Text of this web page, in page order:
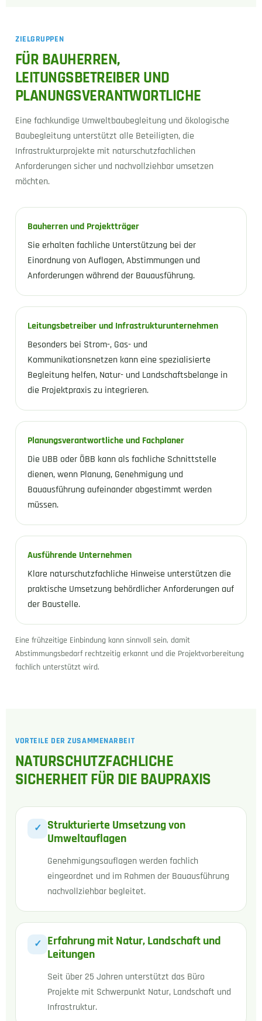
ZIELGRUPPEN
FÜR BAUHERREN,
LEITUNGSBETREIBER UND
PLANUNGSVERANTWORTLICHE
Eine fachkundige Umweltbaubegleitung und ökologische
Baubegleitung unterstützt alle Beteiligten, die
Infrastrukturprojekte mit naturschutzfachlichen
Anforderungen sicher und nachvollziehbar umsetzen
möchten.
Bauherren und Projektträger
Sie erhalten fachliche Unterstützung bei der
Einordnung von Auflagen, Abstimmungen und
Anforderungen während der Bauausführung.
Leitungsbetreiber und Infrastrukturunternehmen
Besonders bei Strom-, Gas- und
Kommunikationsnetzen kann eine spezialisierte
Begleitung helfen, Natur- und Landschaftsbelange in
die Projektpraxis zu integrieren.
Planungsverantwortliche und Fachplaner
Die UBB oder ÖBB kann als fachliche Schnittstelle
dienen, wenn Planung, Genehmigung und
Bauausführung aufeinander abgestimmt werden
müssen.
Ausführende Unternehmen
Klare naturschutzfachliche Hinweise unterstützen die
praktische Umsetzung behördlicher Anforderungen auf
der Baustelle.
Eine frühzeitige Einbindung kann sinnvoll sein, damit
Abstimmungsbedarf rechtzeitig erkannt und die Projektvorbereitung
fachlich unterstützt wird.
VORTEILE DER ZUSAMMENARBEIT
NATURSCHUTZFACHLICHE
SICHERHEIT FÜR DIE BAUPRAXIS
✓ Strukturierte Umsetzung von
Umweltauflagen
Genehmigungsauflagen werden fachlich
eingeordnet und im Rahmen der Bauausführung
nachvollziehbar begleitet.
✓ Erfahrung mit Natur, Landschaft und
Leitungen
Seit über 25 Jahren unterstützt das Büro
Projekte mit Schwerpunkt Natur, Landschaft und
Infrastruktur.